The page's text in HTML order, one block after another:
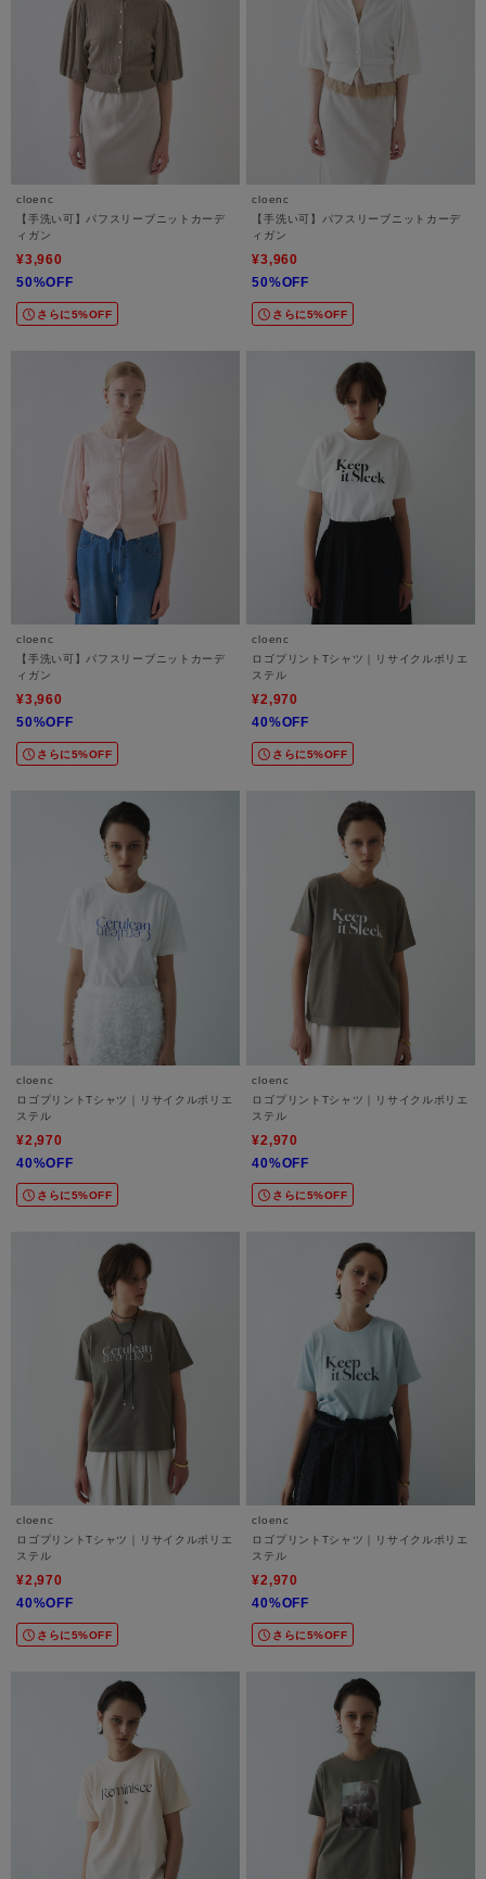
cloenc
【手洗い可】パフスリーブニットカーデ
ィガン
¥3,960
50%OFF
さらに5%OFF
cloenc
【手洗い可】パフスリーブニットカーデ
ィガン
¥3,960
50%OFF
さらに5%OFF
cloenc
【手洗い可】パフスリーブニットカーデ
ィガン
¥3,960
50%OFF
さらに5%OFF
cloenc
ロゴプリントTシャツ｜リサイクルポリエ
ステル
¥2,970
40%OFF
さらに5%OFF
cloenc
ロゴプリントTシャツ｜リサイクルポリエ
ステル
¥2,970
40%OFF
さらに5%OFF
cloenc
ロゴプリントTシャツ｜リサイクルポリエ
ステル
¥2,970
40%OFF
さらに5%OFF
cloenc
ロゴプリントTシャツ｜リサイクルポリエ
ステル
¥2,970
40%OFF
さらに5%OFF
cloenc
ロゴプリントTシャツ｜リサイクルポリエ
ステル
¥2,970
40%OFF
さらに5%OFF